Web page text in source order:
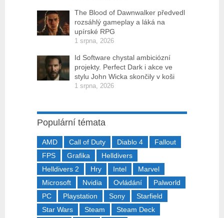
The Blood of Dawnwalker předvedl
rozsáhlý gameplay a láká na
upírské RPG
1 srpna, 2026
Id Software chystal ambiciózní
projekty. Perfect Dark i akce ve
stylu John Wicka skončily v koši
1 srpna, 2026
Populární témata
AMD Call of Duty Diablo 4
Fallout
FPS
Grafika
Helldivers
Helldivers 2
Hry Intel
Marvel
Microsoft
Nvidia Ovládání
Palworld
PC
Playstation Sony
Starfield
Star Wars
Steam
Steam Deck